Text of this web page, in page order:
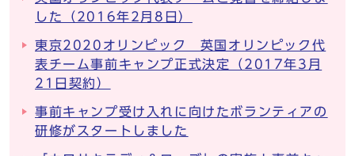
した（2016年2月8日）
東京2020オリンピック 英国オリンピック代
表チーム事前キャンプ正式決定（2017年3月
21日契約）
事前キャンプ受け入れに向けたボランティアの
研修がスタートしました